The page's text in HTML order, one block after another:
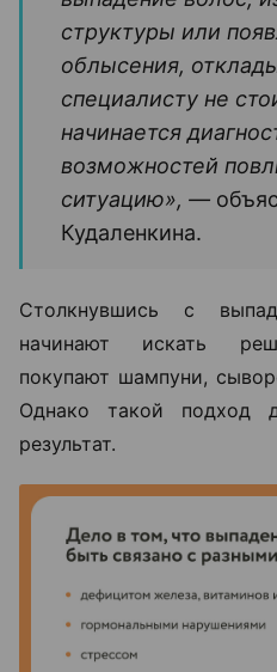
структуры или
облысения,
специалисту не
начинается
возможностей
ситуацию», —
Кудаленкина.
Столкнувшись с
начинают искать
покупают шампуни,
Однако такой подход
результат.